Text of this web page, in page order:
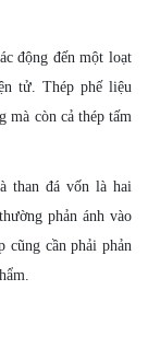
động đến một loạt
tử. Thép phế liệu
mà còn cả thép tấm
than đá vốn là hai
phản ánh vào
cũng cần phải phản